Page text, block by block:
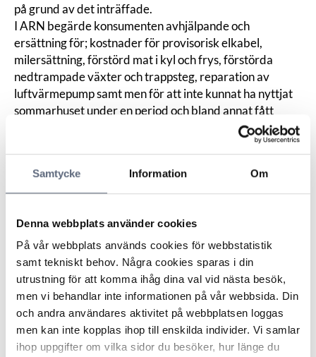
Samtycke Information Om
Denna webbplats använder cookies
På vår webbplats används cookies för webbstatistik
samt tekniskt behov. Några cookies sparas i din
utrustning för att komma ihåg dina val vid nästa besök,
men vi behandlar inte informationen på vår webbsida. Din
och andra användares aktivitet på webbplatsen loggas
men kan inte kopplas ihop till enskilda individer. Vi samlar
ihop uppgifter om vilka sidor du besöker, hur länge du
på grund av det inträffade.
I ARN begärde konsumenten avhjälpande och
ersättning för; kostnader för provisorisk elkabel,
milersättning, förstörd mat i kyl och frys, förstörda
nedtrampade växter och trappsteg, reparation av
luftvärmepump samt men för att inte kunnat ha nyttjat
sommarhuset under en period och bland annat fått
Leverantören motsatte sig konsumentens krav och
ska meddela var eventuella ledningar eller
förlängningar går. I det underlag som undertecknats av
nedgrävd.
ARN menade att parterna var överens om när elkabeln
skadats och att frågan rör vem som hade ansvaret att ta
reda på var denna var nedgrävd. Enligt ARN stadgade
avtalet att fastighetsägaren ”om möjligt” skulle lämna
information om var i marken ledningar var belägna
samt att fastighetsägaren ansvarade för att lämnade
uppgifter är korrekta och fullständiga. Enligt ARN